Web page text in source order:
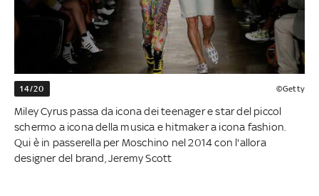
14/20 ©Getty
Miley Cyrus passa da icona dei teenager e star del piccol
schermo a icona della musica e hitmaker a icona fashion.
Qui è in passerella per Moschino nel 2014 con l'allora
designer del brand, Jeremy Scott